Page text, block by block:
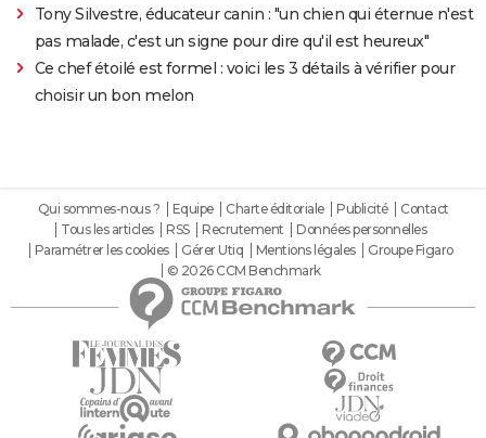
Tony Silvestre, éducateur canin : "un chien qui éternue n'est
pas malade, c'est un signe pour dire qu'il est heureux"
Ce chef étoilé est formel : voici les 3 détails à vérifier pour
choisir un bon melon
Qui sommes-nous ? Equipe Charte éditoriale Publicité
Contact
Tous les articles
RSS Recrutement
Données personnelles
Paramétrer les cookies
Gérer Utiq Mentions légales
Groupe Figaro
© 2026 CCM Benchmark